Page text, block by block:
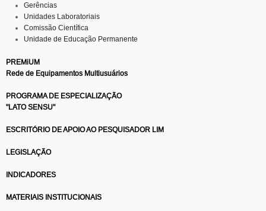
Gerências
Unidades Laboratoriais
Comissão Científica
Unidade de Educação Permanente
PREMiUM
Rede de Equipamentos Multiusuários
PROGRAMA DE ESPECIALIZAÇÃO
"LATO SENSU"
ESCRITÓRIO DE APOIO AO PESQUISADOR LIM
LEGISLAÇÃO
INDICADORES
MATERIAIS INSTITUCIONAIS